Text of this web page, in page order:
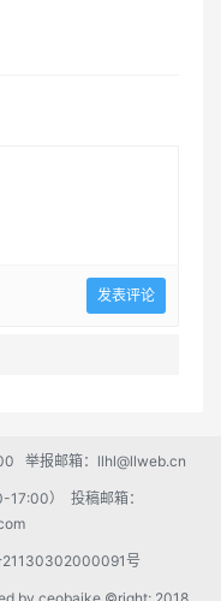
举报邮箱：llhl@llweb.cn
） 投稿邮箱：
21130302000091号